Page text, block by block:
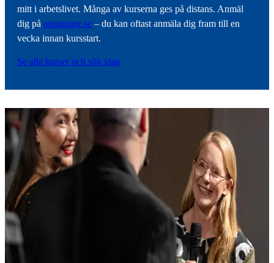
mitt i arbetslivet. Många av kurserna ges på distans. Anmäl
dig på antagning.se – du kan oftast anmäla dig fram till en
vecka innan kursstart.
Se alla kurser och sök idag